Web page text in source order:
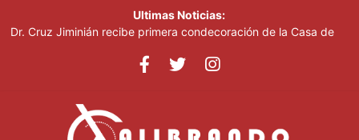
Ultimas Noticias:
Dr. Cruz Jiminián recibe primera condecoración de la Casa de
El mundo del fútbol despide a Jorge Messi, padre del astro
Johnny Pujols: "Hay decenas de miles de ciudadanos que
quieren inscribirse en el PLD"